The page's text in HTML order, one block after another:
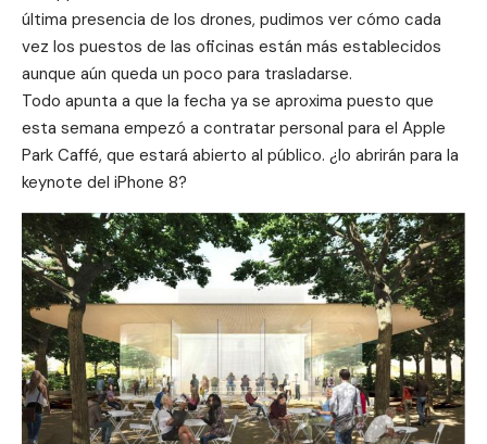
última presencia de los drones, pudimos ver cómo cada
vez los puestos de las oficinas están más establecidos
aunque aún queda un poco para trasladarse.
Todo apunta a que la fecha ya se aproxima puesto que
esta semana empezó a contratar personal para el Apple
Park Caffé, que estará abierto al público. ¿lo abrirán para la
keynote del iPhone 8?